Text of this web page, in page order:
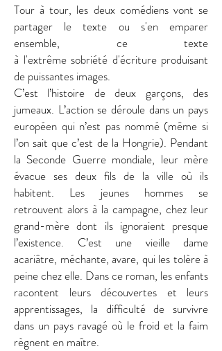
Tour à tour, les deux comédiens vont se
partager le texte ou s'en emparer
ensemble, ce texte
à l'extrêmesobriété d'écritureproduisant
de puissantes images.
C’est l’histoire de deux garçons, des
jumeaux. L’action se déroule dans un pays
européen qui n’est pas nommé (même si
l’on sait que c’est de la Hongrie). Pendant
la Seconde Guerre mondiale, leur mère
évacue ses deux fils de la ville où ils
habitent. Les jeunes hommes se
retrouvent alors à la campagne, chez leur
grand-mère dont ils ignoraient presque
l’existence. C’est une vieille dame
acariâtre, méchante, avare, qui les tolère à
peine chez elle. Dans ce roman, les enfants
racontent leurs découvertes et leurs
apprentissages, la difficulté de survivre
dans un pays ravagé où le froid et la faim
règnent en maître.